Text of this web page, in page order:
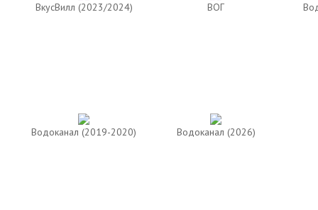
ВкусВилл (2023/2024) ВОГ
Водоканал (2019-2020) Водоканал (2026)